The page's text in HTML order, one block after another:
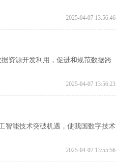
2025-04-07 13:56:46
资源开发利用，促进和规范数据跨
2025-04-07 13:56:23
智能技术突破机遇，使我国数字技术
2025-04-07 13:55:56